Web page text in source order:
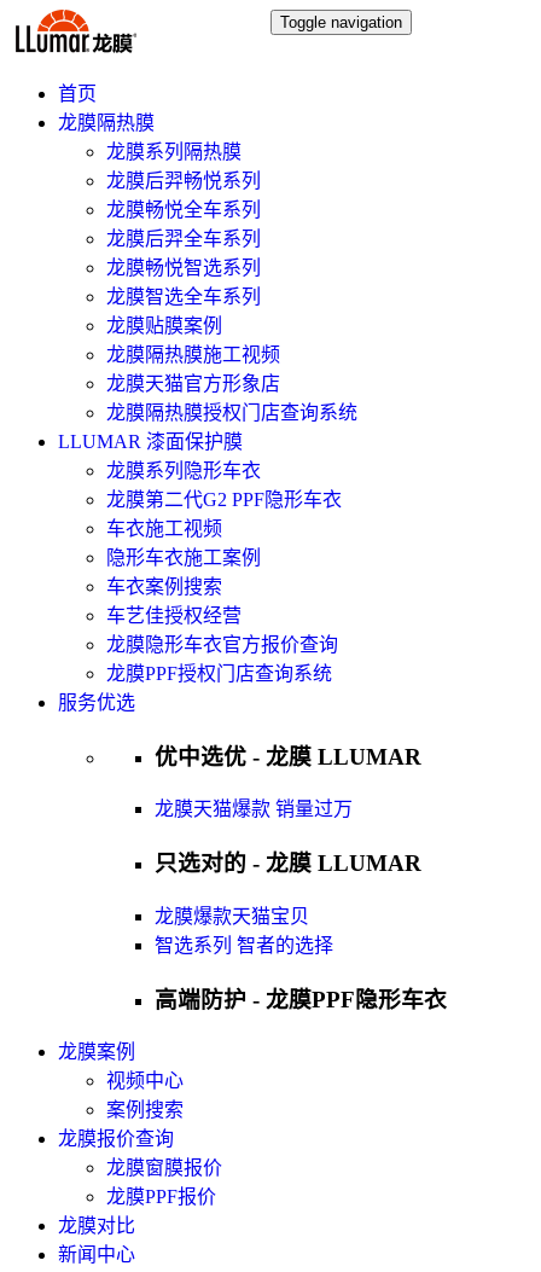
Toggle navigation
首页
龙膜隔热膜
龙膜系列隔热膜
龙膜后羿畅悦系列
龙膜畅悦全车系列
龙膜后羿全车系列
龙膜畅悦智选系列
龙膜智选全车系列
龙膜贴膜案例
龙膜隔热膜施工视频
龙膜天猫官方形象店
龙膜隔热膜授权门店查询系统
LLUMAR 漆面保护膜
龙膜系列隐形车衣
龙膜第二代G2 PPF隐形车衣
车衣施工视频
隐形车衣施工案例
车衣案例搜索
车艺佳授权经营
龙膜隐形车衣官方报价查询
龙膜PPF授权门店查询系统
服务优选
优中选优 - 龙膜 LLUMAR
龙膜天猫爆款 销量过万
只选对的 - 龙膜 LLUMAR
龙膜爆款天猫宝贝
智选系列 智者的选择
高端防护 - 龙膜PPF隐形车衣
龙膜案例
视频中心
案例搜索
龙膜报价查询
龙膜窗膜报价
龙膜PPF报价
龙膜对比
新闻中心